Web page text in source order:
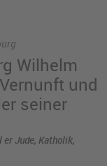
Wilhelm
und
seiner
Jude, Katholik,